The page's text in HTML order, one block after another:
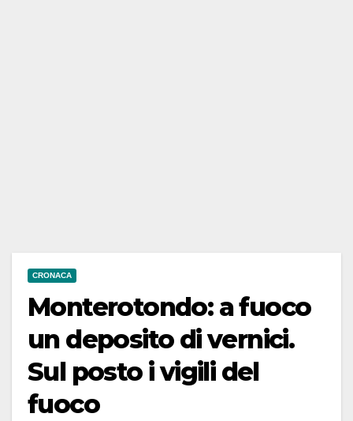
CRONACA
Monterotondo: a fuoco
un deposito di vernici.
Sul posto i vigili del
fuoco